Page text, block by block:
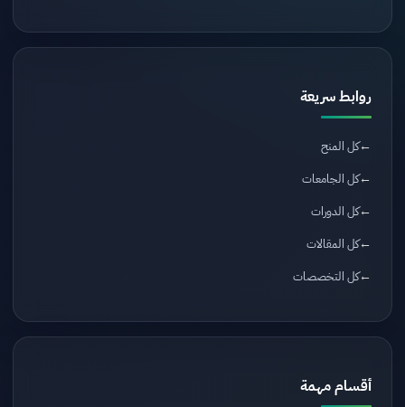
روابط سريعة
كل المنح
كل الجامعات
كل الدورات
كل المقالات
كل التخصصات
أقسام مهمة